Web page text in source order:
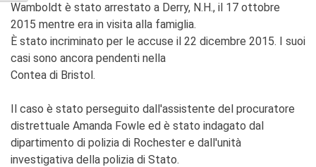
Wamboldt è stato arrestato a Derry, N.H., il 17 ottobre
2015 mentre era in visita alla famiglia.
È stato incriminato per le accuse il 22 dicembre 2015. I suoi
casi sono ancora pendenti nella
Contea di Bristol.
Il caso è stato perseguito dall'assistente del procuratore
distrettuale Amanda Fowle ed è stato indagato dal
dipartimento di polizia di Rochester e dall'unità
investigativa della polizia di Stato.